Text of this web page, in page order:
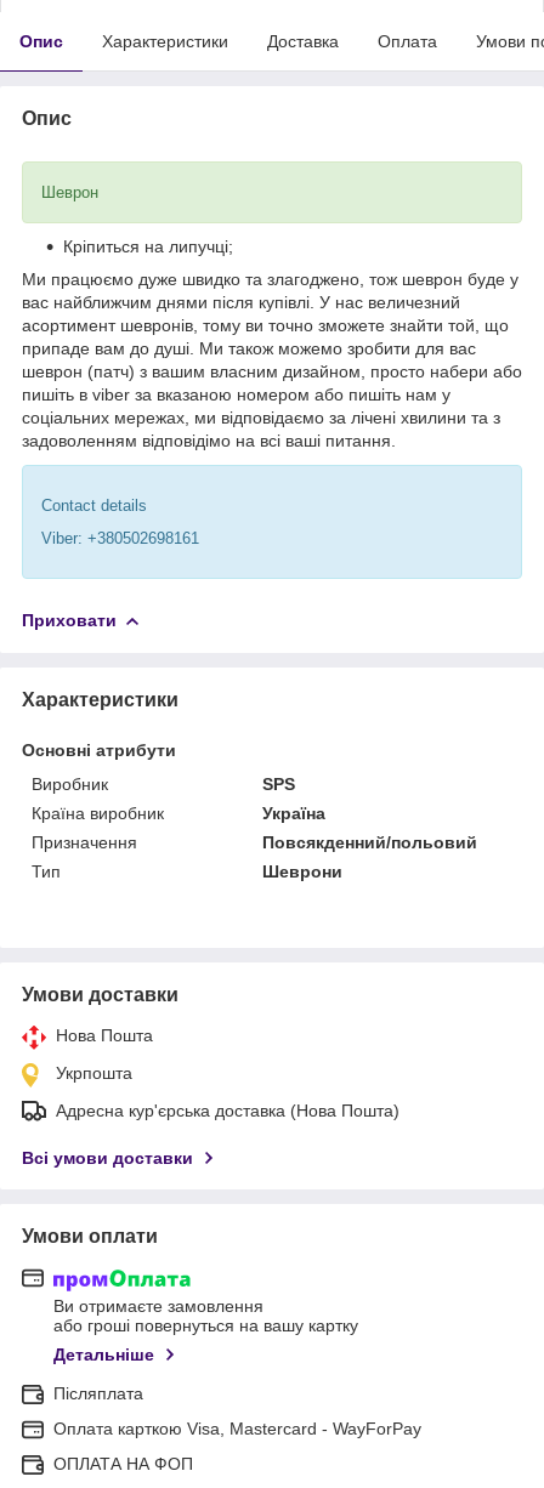
Опис Характеристики Доставка Оплата Умови
Опис
Шеврон
Кріпиться на липучці;
Ми працюємо дуже швидко та злагоджено, тож шеврон буде у
вас найближчим днями після купівлі. У нас величезний
асортимент шевронів, тому ви точно зможете знайти той, що
припаде вам до душі. Ми також можемо зробити для вас
шеврон (патч) з вашим власним дизайном, просто набери або
пишіть в viber за вказаною номером або пишіть нам у
соціальних мережах, ми відповідаємо за лічені хвилини та з
задоволенням відповідімо на всі ваші питання.
Contact details
Viber: +380502698161
Приховати
Характеристики
Основні атрибути
Виробник
SPS
Країна виробник
Україна
Призначення
Повсякденний/польовий
Тип
Шеврони
Умови доставки
Нова Пошта
Укрпошта
Адресна кур'єрська доставка (Нова Пошта)
Всі умови доставки
Умови оплати
Ви отримаєте замовлення
або гроші повернуться на вашу картку
Детальніше
Післяплата
Оплата карткою Visa, Mastercard - WayForPay
ОПЛАТА НА ФОП